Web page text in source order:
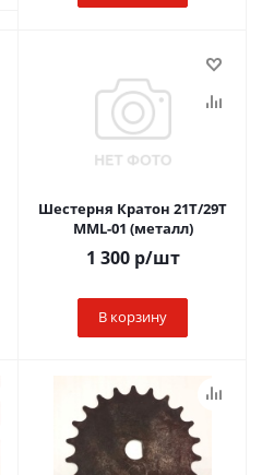
Шестерня Кратон 21Т/29Т
MML-01 (металл)
1 300р/шт
В корзину